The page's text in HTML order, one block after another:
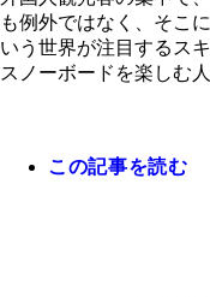
も例外ではなく、そこ
いう世界が注目するス
スノーボードを楽しむ
この記事を読む